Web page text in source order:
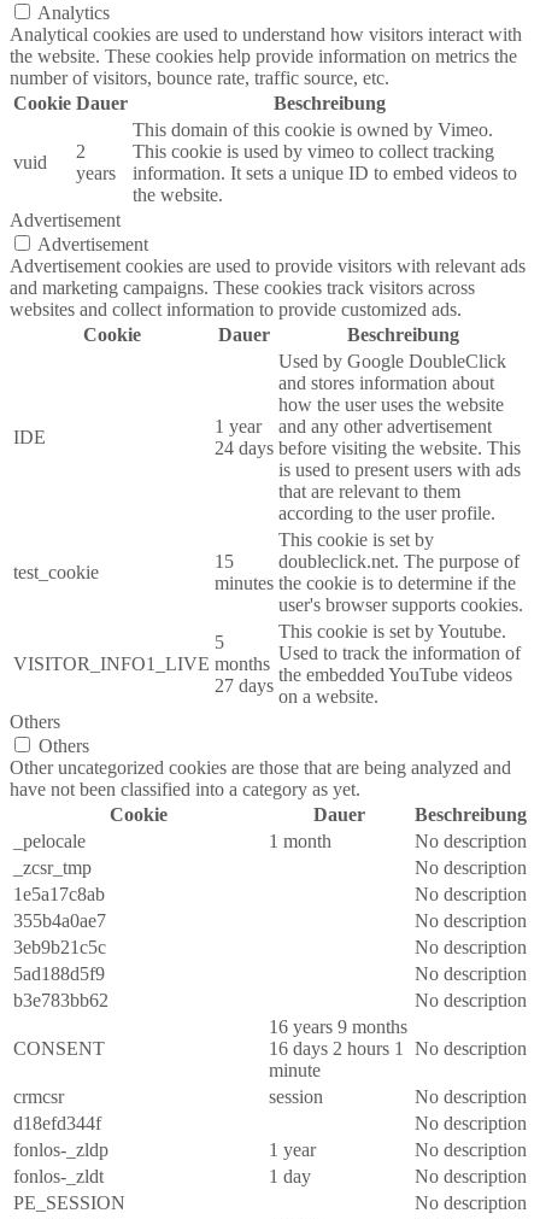
Analytics
Analytical cookies are used to understand how visitors interact with
the website. These cookies help provide information on metrics the
number of visitors, bounce rate, traffic source, etc.
Cookie Dauer Beschreibung
vuid
2
years
This domain of this cookie is owned by Vimeo.
This cookie is used by vimeo to collect tracking
information. It sets a unique ID to embed videos to
the website.
Advertisement
Advertisement
Advertisement cookies are used to provide visitors with relevant ads
and marketing campaigns. These cookies track visitors across
websites and collect information to provide customized ads.
Cookie
Dauer Beschreibung
IDE
1 year
24 days
Used by Google DoubleClick
and stores information about
how the user uses the website
and any other advertisement
before visiting the website. This
is used to present users with ads
that are relevant to them
according to the user profile.
test_cookie
15
minutes
This cookie is set by
doubleclick.net. The purpose of
the cookie is to determine if the
user's browser supports cookies.
VISITOR_INFO1_LIVE
5
months
27 days
This cookie is set by Youtube.
Used to track the information of
the embedded YouTube videos
on a website.
Others
Others
Other uncategorized cookies are those that are being analyzed and
have not been classified into a category as yet.
Cookie
Dauer
Beschreibung
_pelocale
1 month
No description
_zcsr_tmp
No description
1e5a17c8ab
No description
355b4a0ae7
No description
3eb9b21c5c
No description
5ad188d5f9
No description
b3e783bb62
No description
CONSENT
16 years 9 months
16 days 2 hours 1
minute
No description
crmcsr session
No description
d18efd344f
No description
fonlos-_zldp
1 year
No description
fonlos-_zldt
1 day
No description
PE_SESSION
No description